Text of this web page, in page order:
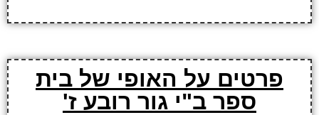
פרטים על האופי של בית
ספר ב"י גור רובע ז'